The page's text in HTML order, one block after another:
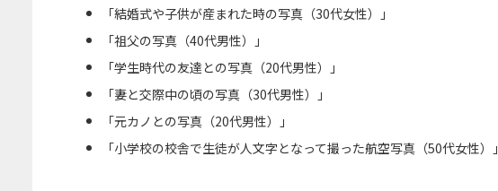
「結婚式や子供が産まれた時の写真（30代女性）」
「祖父の写真（40代男性）」
「学生時代の友達との写真（20代男性）」
「妻と交際中の頃の写真（30代男性）」
「元カノとの写真（20代男性）」
「小学校の校舎で生徒が人文字となって撮った航空写真（50代女性）」